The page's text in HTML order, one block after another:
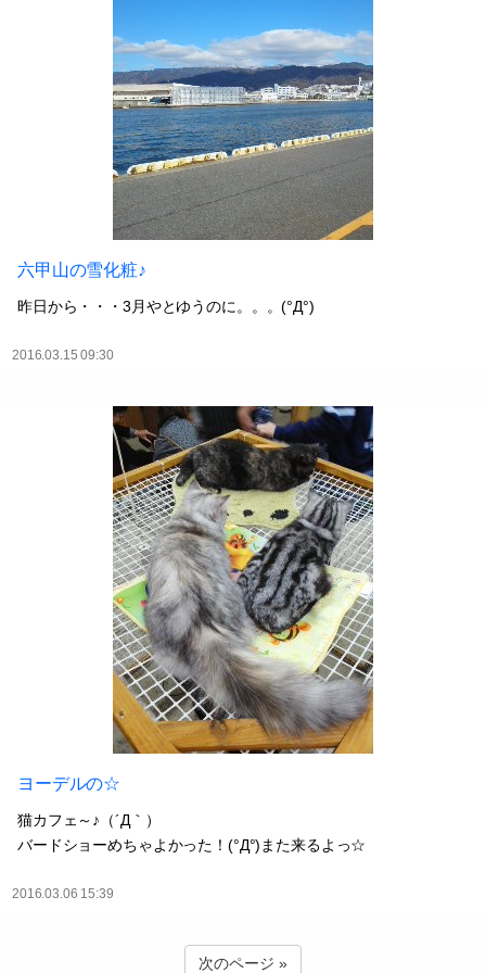
六甲山の雪化粧♪
昨日から・・・3月やとゆうのに。。。(°Д°)
2016.03.15 09:30
ヨーデルの☆
猫カフェ～♪（´Д｀）
バードショーめちゃよかった！(°Д°)また来るよっ☆
2016.03.06 15:39
次のページ »